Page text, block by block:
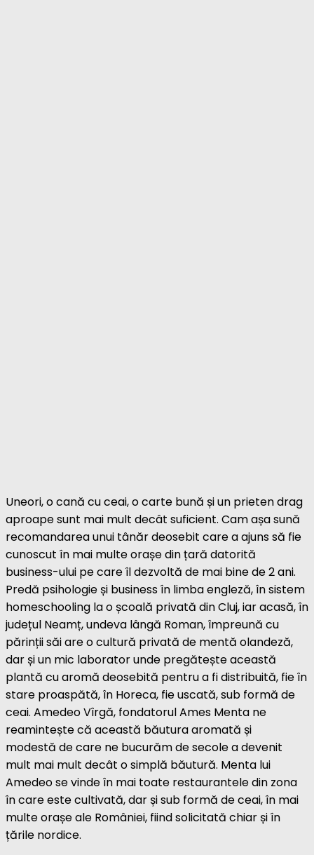
Uneori, o cană cu ceai, o carte bună și un prieten drag
aproape sunt mai mult decât suficient. Cam așa sună
recomandarea unui tânăr deosebit care a ajuns să fie
cunoscut în mai multe orașe din țară datorită
business-ului pe care îl dezvoltă de mai bine de 2 ani.
Predă psihologie și business în limba engleză, în sistem
homeschooling la o școală privată din Cluj, iar acasă, în
județul Neamț, undeva lângă Roman, împreună cu
părinții săi are o cultură privată de mentă olandeză,
dar și un mic laborator unde pregătește această
plantă cu aromă deosebită pentru a fi distribuită, fie în
stare proaspătă, în Horeca, fie uscată, sub formă de
ceai. Amedeo Vîrgă, fondatorul Ames Menta ne
reamintește că această băutura aromată și
modestă de care ne bucurăm de secole a devenit
mult mai mult decât o simplă băutură. Menta lui
Amedeo se vinde în mai toate restaurantele din zona
în care este cultivată, dar și sub formă de ceai, în mai
multe orașe ale României, fiind solicitată chiar și în
țările nordice.